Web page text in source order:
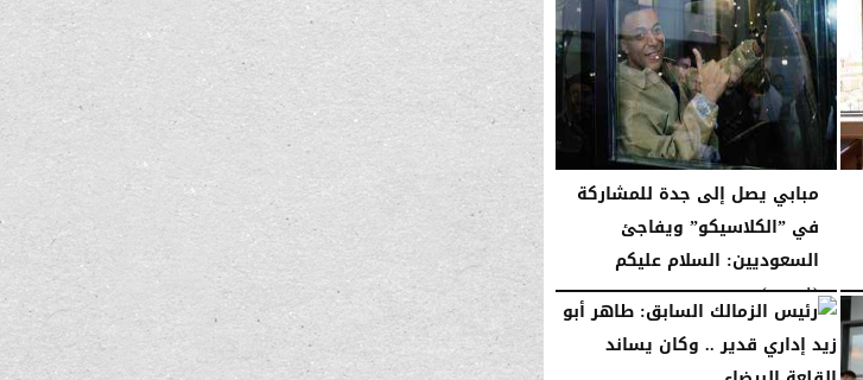
مبابي يصل إلى جدة للمشاركة
في ”الكلاسيكو” ويفاجئ
السعوديين: السلام عليكم
(فيديو)